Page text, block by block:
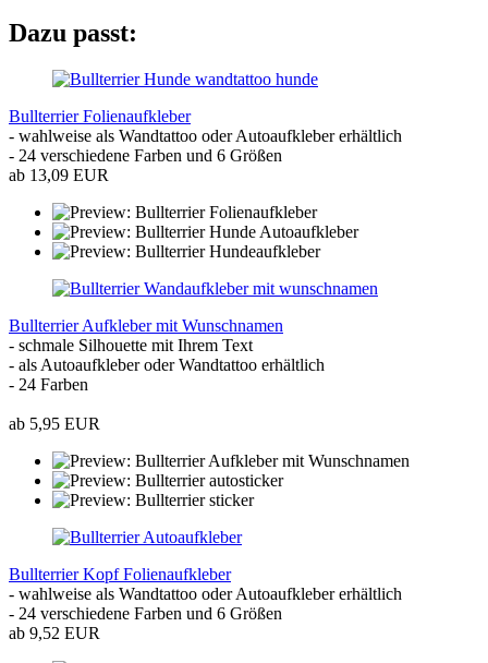
Dazu passt:
Bullterrier Folienaufkleber
- wahlweise als Wandtattoo oder Autoaufkleber erhältlich
- 24 verschiedene Farben und 6 Größen
ab 13,09 EUR
Bullterrier Aufkleber mit Wunschnamen
- schmale Silhouette mit Ihrem Text
- als Autoaufkleber oder Wandtattoo erhältlich
- 24 Farben
ab 5,95 EUR
Bullterrier Kopf Folienaufkleber
- wahlweise als Wandtattoo oder Autoaufkleber erhältlich
- 24 verschiedene Farben und 6 Größen
ab 9,52 EUR